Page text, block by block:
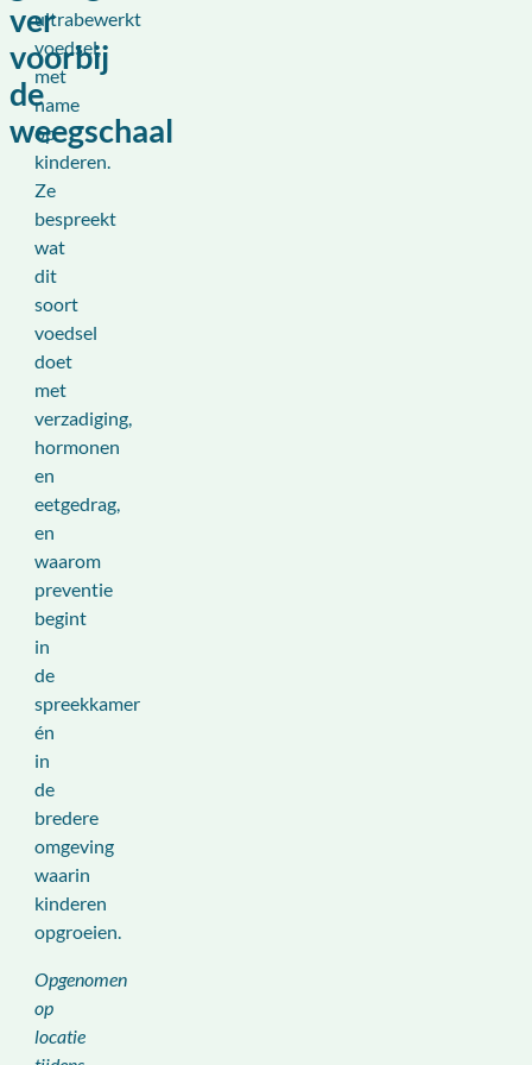
ver
voorbij
de
weegschaal
ultrabewerkt
voedsel,
met
name
op
kinderen.
Ze
bespreekt
wat
dit
soort
voedsel
doet
met
verzadiging,
hormonen
en
eetgedrag,
en
waarom
preventie
begint
in
de
spreekkamer
én
in
de
bredere
omgeving
waarin
kinderen
opgroeien.
Opgenomen
op
locatie